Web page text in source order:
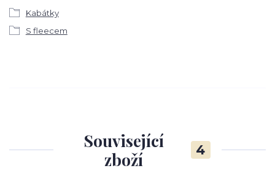
Kabátky
S fleecem
Související
zboží
4